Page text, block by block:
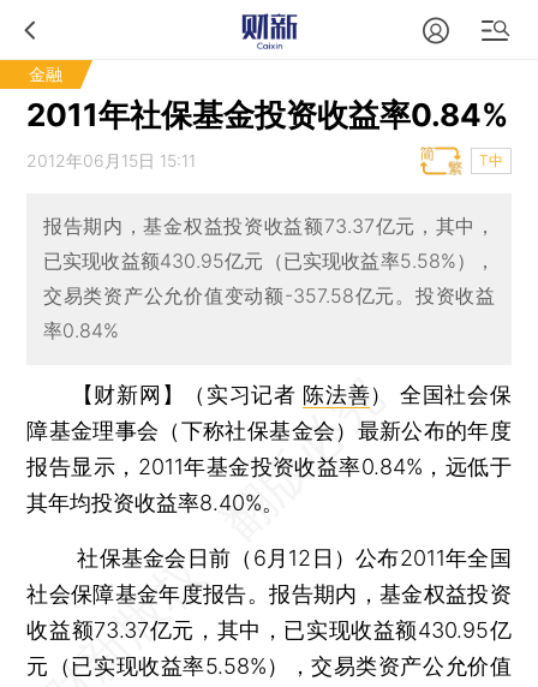
金融
2011年社保基金投资收益率0.84%
2012年06月15日 15:11 T中
报告期内，基金权益投资收益额73.37亿元，其中，
已实现收益额430.95亿元（已实现收益率5.58%），
交易类资产公允价值变动额-357.58亿元。投资收益
率0.84%
【财新网】（实习记者 陈法善）
全国社会保
障基金理事会（下称社保基金会）最新公布的年度
报告显示，2011年基金投资收益率0.84%，远低于
其年均投资收益率8.40%。
社保基金会日前（6月12日）公布2011年全国
社会保障基金年度报告。报告期内，基金权益投资
收益额73.37亿元，其中，已实现收益额430.95亿
元（已实现收益率5.58%），交易类资产公允价值